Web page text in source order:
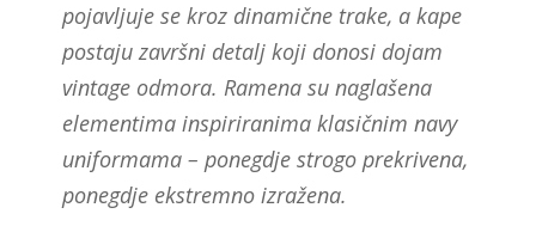
pojavljuje se kroz dinamične trake, a kape
postaju završni detalj koji donosi dojam
vintage odmora. Ramena su naglašena
elementima inspiriranima klasičnim navy
uniformama – ponegdje strogo prekrivena,
ponegdje ekstremno izražena.